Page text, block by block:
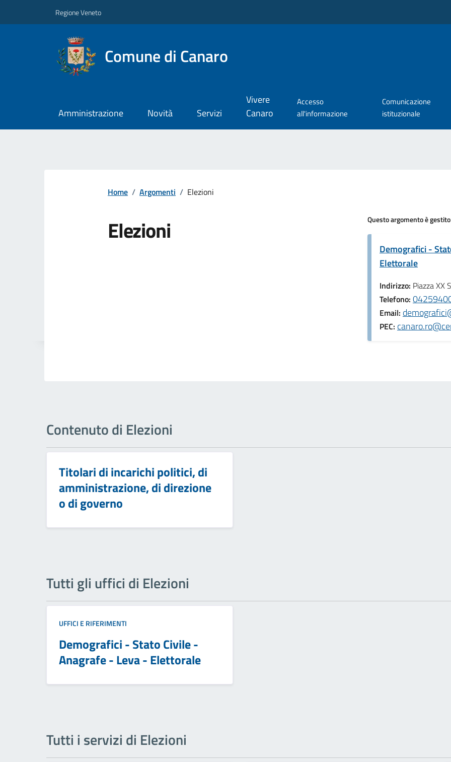
Regione Veneto
Comune di Canaro
Amministrazione Novità Servizi
Vivere
Canaro
Accesso
all'informazione
Comunicazione
istituzionale
Home / Argomenti / Elezioni
Elezioni Questo argomento è
Demografici -
Elettorale
Indirizzo: Piazza XX
Telefono:
Email:
PEC:
Contenuto di Elezioni
Titolari di incarichi politici, di
amministrazione, di direzione
o di governo
Tutti gli uffici di Elezioni
UFFICI E RIFERIMENTI
Demografici - Stato Civile -
Anagrafe - Leva - Elettorale
Tutti i servizi di Elezioni